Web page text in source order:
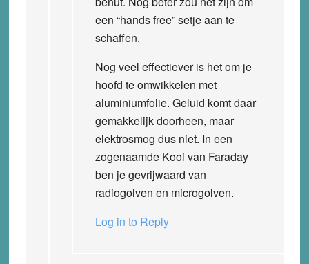
een “hands free” setje aan te
schaffen.
Nog veel effectiever is het om je
hoofd te omwikkelen met
aluminiumfolie. Geluid komt daar
gemakkelijk doorheen, maar
elektrosmog dus niet. In een
zogenaamde Kooi van Faraday
ben je gevrijwaard van
radiogolven en microgolven.
Log in to Reply